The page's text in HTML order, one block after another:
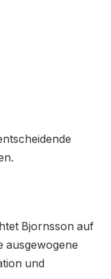
Bjornsson auf
ausgewogene
und